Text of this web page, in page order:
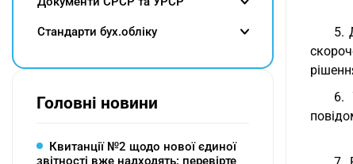
5.
6.
Cтандарти бух.обліку
Головні новини
Квитанції №2 щодо нової єдиної
звітності вже надходять: перевірте